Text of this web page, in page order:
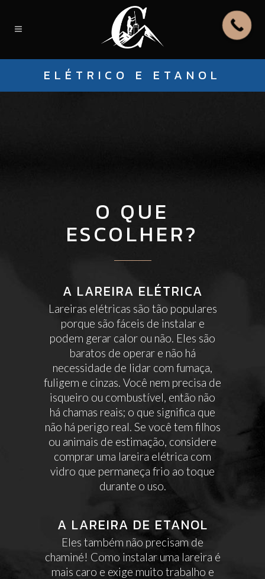
ELÉTRICO E ETANOL
O QUE
ESCOLHER?
A LAREIRA ELÉTRICA
Lareiras elétricas são tão populares
porque são fáceis de instalar e
podem gerar calor ou não. Eles são
baratos de operar e não há
necessidade de lidar com fumaça,
fuligem e cinzas. Você nem precisa de
isqueiro ou combustível, então não
há chamas reais; o que significa que
não há perigo real. Se você tem filhos
ou animais de estimação, considere
comprar uma lareira elétrica com
vidro que permaneça frio ao toque
durante o uso.
A LAREIRA DE ETANOL
Eles também não precisam de
chaminé! Como instalar uma lareira é
mais caro e exige muito trabalho e